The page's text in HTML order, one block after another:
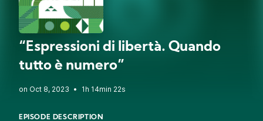
“Espressioni di libertà. Quando
tutto è numero”
• 1h 14min 22s
EPISODE DESCRIPTION